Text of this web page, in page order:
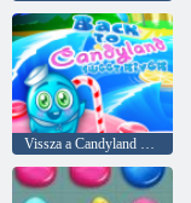
Vissza a Candyland Sweet Riverbe